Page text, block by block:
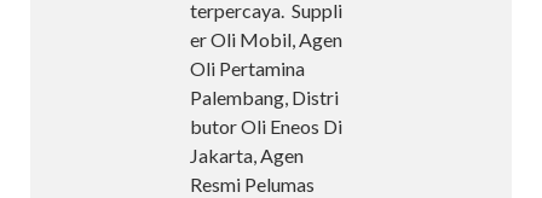
terpercaya. Suppli
er Oli Mobil, Agen
Oli Pertamina
Palembang, Distri
butor Oli Eneos Di
Jakarta, Agen
Resmi Pelumas